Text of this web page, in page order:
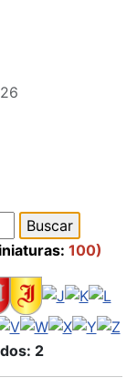
100)
2